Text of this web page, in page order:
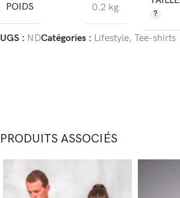
POIDS 0.2 kg
UGS : NDCatégories : Lifestyle, Tee-shirts
PRODUITS ASSOCIÉS